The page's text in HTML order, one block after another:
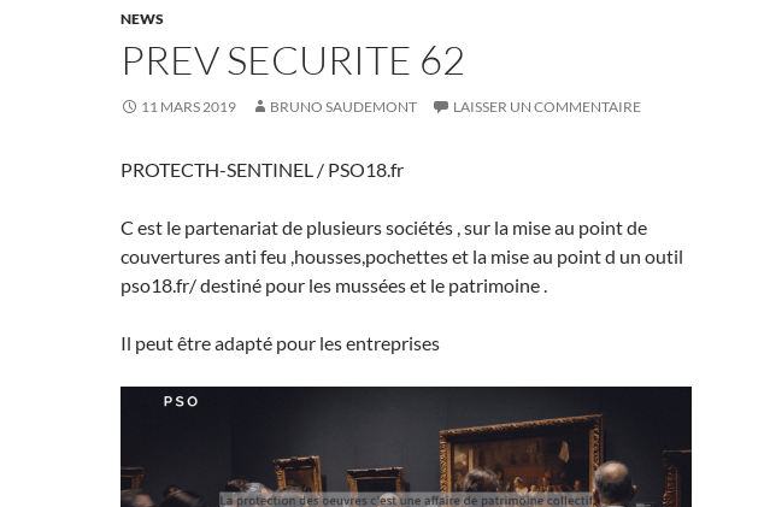
NEWS
PREV SECURITE 62
11 MARS 2019 BRUNO SAUDEMONT LAISSER UN COMMENTAIRE
PROTECTH-SENTINEL / PSO18.fr
C est le partenariat de plusieurs sociétés , sur la mise au point de
couvertures anti feu ,housses,pochettes et la mise au point d un outil
pso18.fr/ destiné pour les mussées et le patrimoine .
Il peut être adapté pour les entreprises